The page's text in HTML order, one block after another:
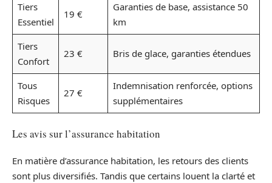
Tiers
Essentiel
19 €
Garanties de base, assistance 50
km
Tiers
Confort
23 € Bris de glace, garanties étendues
Tous
Risques
27 €
Indemnisation renforcée, options
supplémentaires
Les avis sur l’assurance habitation
En matière d’assurance habitation, les retours des clients
sont plus diversifiés. Tandis que certains louent la clarté et